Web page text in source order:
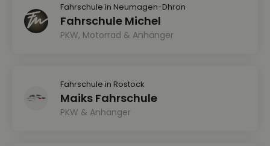
Fahrschule in Neumagen-Dhron
Fahrschule Michel
PKW, Motorrad & Anhänger
Fahrschule in Rostock
Maiks Fahrschule
PKW & Anhänger